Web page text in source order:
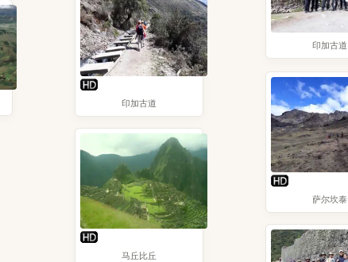
印加古道
印加古道
萨尔坎泰
马丘比丘